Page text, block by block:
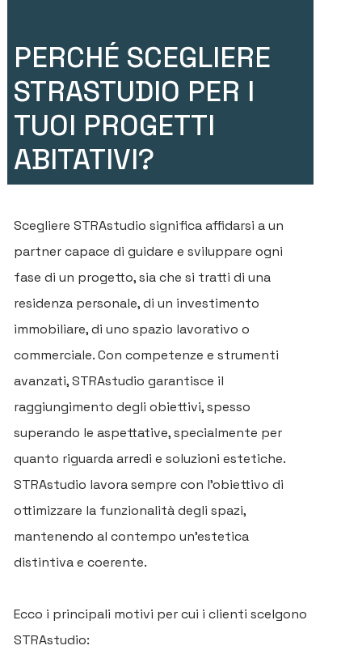
PERCHÉ SCEGLIERE
STRASTUDIO PER I
TUOI PROGETTI
ABITATIVI?
Scegliere STRAstudio significa affidarsi a un
partner capace di guidare e sviluppare ogni
fase di un progetto, sia che si tratti di una
residenza personale, di un investimento
immobiliare, di uno spazio lavorativo o
commerciale. Con competenze e strumenti
avanzati, STRAstudio garantisce il
raggiungimento degli obiettivi, spesso
superando le aspettative, specialmente per
quanto riguarda arredi e soluzioni estetiche.
STRAstudio lavora sempre con l'obiettivo di
ottimizzare la funzionalità degli spazi,
mantenendo al contempo un'estetica
distintiva e coerente.
Ecco i principali motivi per cui i clienti scelgono
STRAstudio: